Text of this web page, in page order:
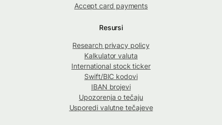
Accept card payments
Resursi
Research privacy policy
Kalkulator valuta
International stock ticker
Swift/BIC kodovi
IBAN brojevi
Upozorenja o tečaju
Usporedi valutne tečajeve